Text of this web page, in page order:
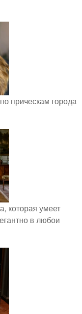
прическам города
которая умеет
в любои